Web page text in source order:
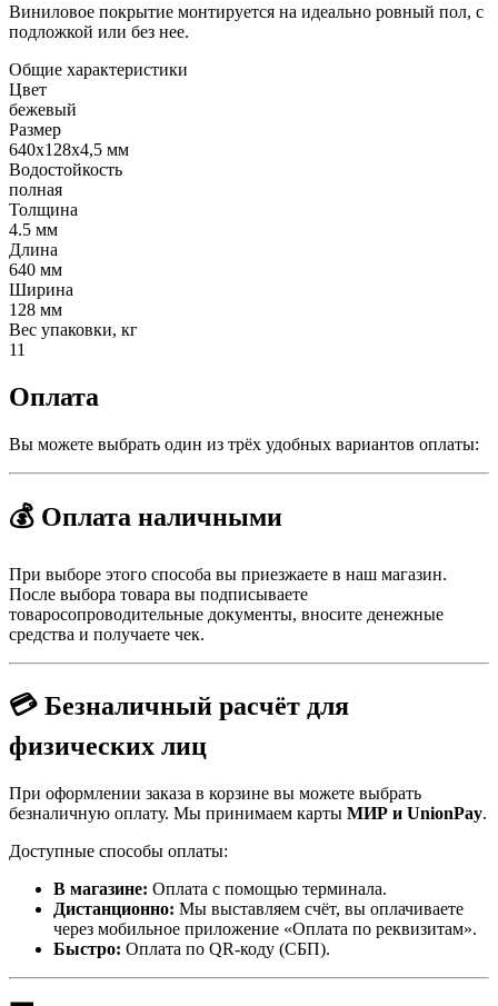
Виниловое покрытие монтируется на идеально ровный пол, с
подложкой или без нее.
Общие характеристики
Цвет
бежевый
Размер
640х128х4,5 мм
Водостойкость
полная
Толщина
4.5 мм
Длина
640 мм
Ширина
128 мм
Вес упаковки, кг
11
Оплата
Вы можете выбрать один из трёх удобных вариантов оплаты:
💰 Оплата наличными
При выборе этого способа вы приезжаете в наш магазин.
После выбора товара вы подписываете
товаросопроводительные документы, вносите денежные
средства и получаете чек.
💳 Безналичный расчёт для
физических лиц
При оформлении заказа в корзине вы можете выбрать
безналичную оплату. Мы принимаем карты МИР и UnionPay.
Доступные способы оплаты:
В магазине: Оплата с помощью терминала.
Дистанционно: Мы выставляем счёт, вы оплачиваете
через мобильное приложение «Оплата по реквизитам».
Быстро: Оплата по QR-коду (СБП).